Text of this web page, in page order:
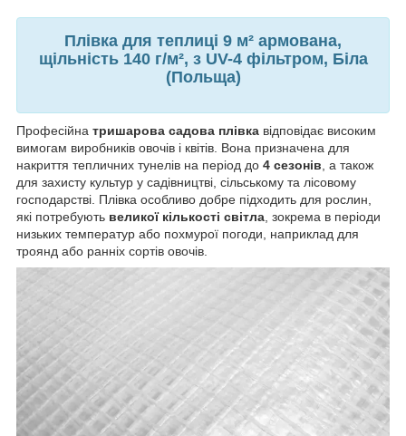
Плівка для теплиці 9 м² армована,
щільність 140 г/м², з UV-4 фільтром, Біла
(Польща)
Професійна тришарова садова плівка відповідає високим
вимогам виробників овочів і квітів. Вона призначена для
накриття тепличних тунелів на період до 4 сезонів, а також
для захисту культур у садівництві, сільському та лісовому
господарстві. Плівка особливо добре підходить для рослин,
які потребують великої кількості світла, зокрема в періоди
низьких температур або похмурої погоди, наприклад для
троянд або ранніх сортів овочів.